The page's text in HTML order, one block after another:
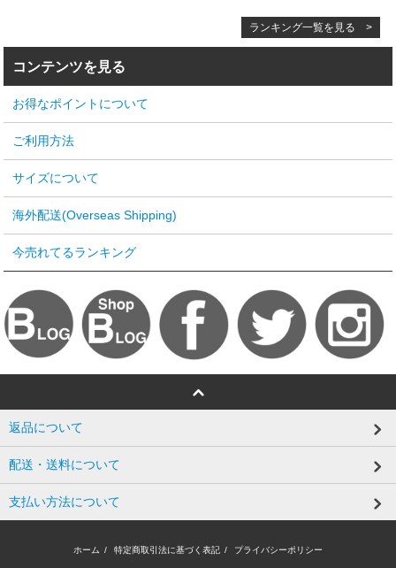
ランキング一覧を見る >
コンテンツを見る
お得なポイントについて
ご利用方法
サイズについて
海外配送(Overseas Shipping)
今売れてるランキング
返品について
配送・送料について
支払い方法について
ホーム / 特定商取引法に基づく表記 / プライバシーポリシー